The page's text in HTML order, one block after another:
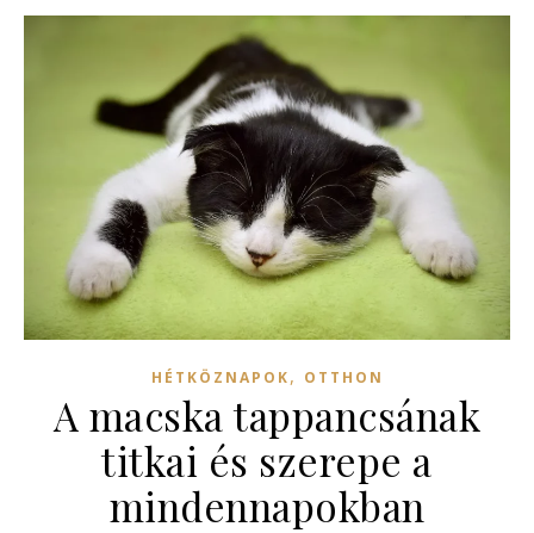
HÉTKÖZNAPOK, OTTHON
A macska tappancsának
titkai és szerepe a
mindennapokban